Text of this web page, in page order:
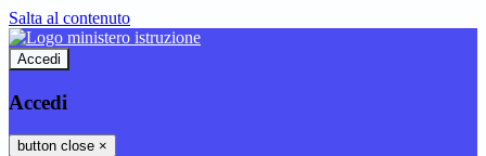
Salta al contenuto
Accedi
Accedi
button close ×